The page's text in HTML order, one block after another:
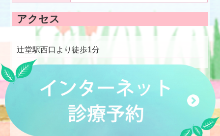
アクセス
辻堂駅西口より徒歩1分
Copyright (c) 2020 - 2026 越野小児科医院 All Rights Reserved.